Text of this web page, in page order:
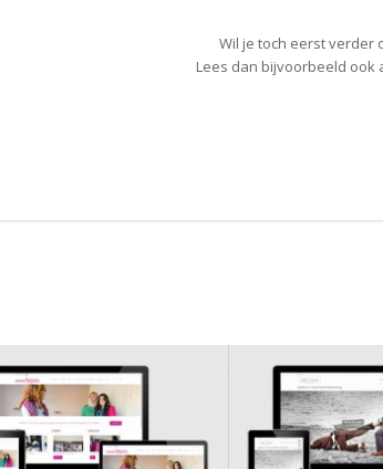
Wil je toch eerst verder
Lees dan bijvoorbeeld ook